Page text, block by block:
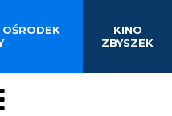
KINO
ZBYSZEK